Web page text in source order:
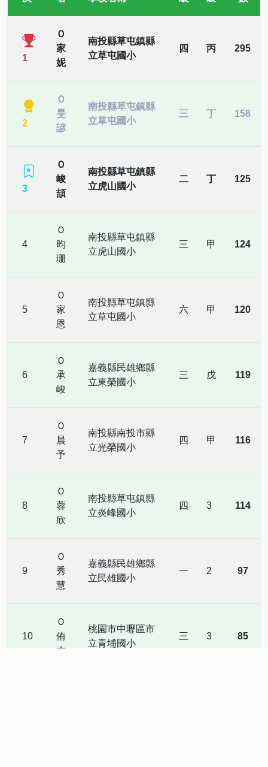
1
Ｏ
家
妮
南投縣草屯鎮縣
立草屯國小
四 丙 295
2
Ｏ
旻
諺
南投縣草屯鎮縣
立草屯國小
三 丁 158
3
Ｏ
峻
頡
南投縣草屯鎮縣
立虎山國小
二 丁 125
4
Ｏ
昀
珊
南投縣草屯鎮縣
立虎山國小
三 甲 124
5
Ｏ
家
恩
南投縣草屯鎮縣
立草屯國小
六 甲 120
6
Ｏ
承
峻
嘉義縣民雄鄉縣
立東榮國小
三 戊 119
7
Ｏ
晨
予
南投縣南投市縣
立光榮國小
四 甲 116
8
Ｏ
蓉
欣
南投縣草屯鎮縣
立炎峰國小
四 3 114
9
Ｏ
秀
慧
嘉義縣民雄鄉縣
立民雄國小
一 2 97
10
Ｏ
侑
杰
桃園市中壢區市
立青埔國小
三 3 85